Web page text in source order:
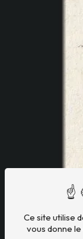
Ce site utilise
vous donne